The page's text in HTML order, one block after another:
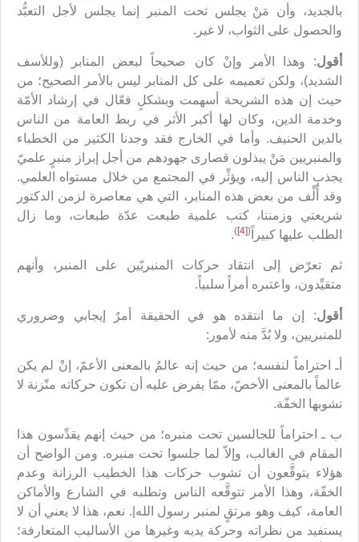
بالجديد، وأن مَنْ يجلس تحت المنبر إنما يجلس لأجل التعبُّد
والحصول على الثواب، لا غير.
أقول: وهذا الأمر وإنْ كان صحيحاً لبعض المنابر (وللأسف
الشديد)، ولكن تعميمه على كل المنابر ليس بالأمر الصحيح؛ من
حيث إن هذه الشريحة أسهمت وبشكلٍ فعّال في إرشاد الأمّة
وخدمة الدين، وكان لها أكبر الأثر في ربط العامة من الناس
بالدين الحنيف. وأما في الخارج فقد وجدنا الكثير من الخطباء
والمنبريين مَنْ يبذلون قصارى جهودهم من أجل إبراز منبرٍ علميّ
يجذب الناس إليه، ويؤثِّر في المجتمع من خلال مستواه العلمي.
وقد أُلِّف من بعض هذه المنابر، التي هي معاصرة لزمن الدكتور
شريعتي وزمننا، كتب علمية طبعت عدّة طبعات، وما زال
الطلب عليها كبيراً
(
[4]
)
.
ثم تعرّض إلى انتقاد حركات المنبريّين على المنبر، وأنهم
متقيِّدون، واعتبره أمراً سلبياً.
أقول: إن ما انتقده هو في الحقيقة أمرٌ إيجابي وضروري
للمنبريين، ولا بُدَّ منه لأمور:
أـ احتراماً لنفسه؛ من حيث إنه عالمٌ بالمعنى الأعمّ، إنْ لم يكن
عالماً بالمعنى الأخصّ، ممّا يفرض عليه أن تكون حركاته متّزنة لا
تشوبها الخفّة.
ب ـ احتراماً للجالسين تحت منبره؛ من حيث إنهم يقدِّسون هذا
المقام في الغالب، وإلاّ لما جلسوا تحت منبره. ومن الواضح أن
هؤلاء يتوقَّعون أن تشوب حركات هذا الخطيب الرزانة وعدم
الخفّة، وهذا الأمر تتوقَّعه الناس وتطلبه في الشارع والأماكن
العامة، كيف وهو مرتقٍ لمنبر رسول الله|. نعم، هذا لا يعني أن لا
يستفيد من نظراته وحركة يديه وغيرها من الأساليب المتعارفة؛